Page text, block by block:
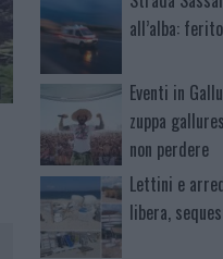
all’alba:
Eventi in
zuppa
non perdere
Lettini e
libera,